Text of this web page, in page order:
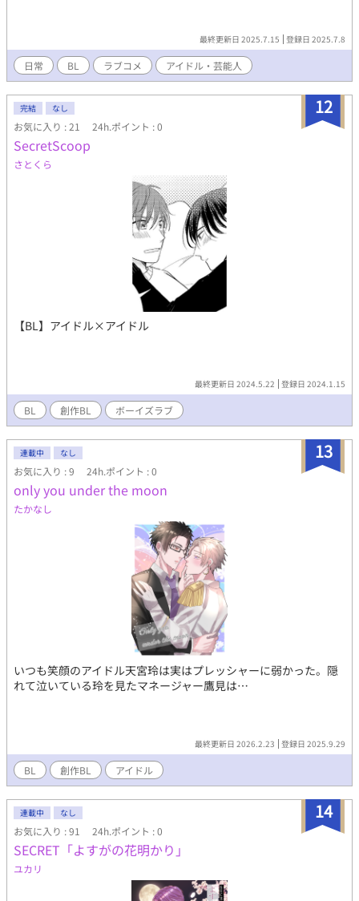
最終更新日 2025.7.15 登録日 2025.7.8
日常 BL ラブコメ アイドル・芸能人
12
完結 なし
お気に入り : 21 24h.ポイント : 0
SecretScoop
さとくら
【BL】アイドル×アイドル
最終更新日 2024.5.22 登録日 2024.1.15
BL 創作BL ボーイズラブ
13
連載中 なし
お気に入り : 9 24h.ポイント : 0
only you under the moon
たかなし
いつも笑顔のアイドル天宮玲は実はプレッシャーに弱かった。隠
れて泣いている玲を見たマネージャー鷹見は…
最終更新日 2026.2.23 登録日 2025.9.29
BL 創作BL アイドル
14
連載中 なし
お気に入り : 91 24h.ポイント : 0
SECRET「よすがの花明かり」
ユカリ